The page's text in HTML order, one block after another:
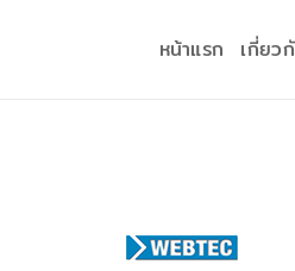
หน้าแรก เกี่ยว